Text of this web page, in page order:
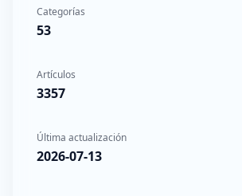
Categorías
53
Artículos
3357
Última actualización
2026-07-13